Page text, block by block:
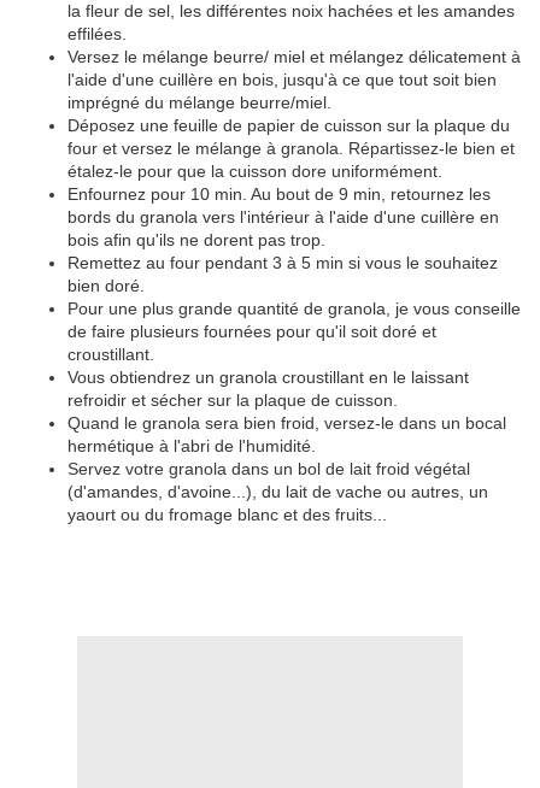
la fleur de sel, les différentes noix hachées et les amandes
effilées.
Versez le mélange beurre/ miel et mélangez délicatement à
l'aide d'une cuillère en bois, jusqu'à ce que tout soit bien
imprégné du mélange beurre/miel.
Déposez une feuille de papier de cuisson sur la plaque du
four et versez le mélange à granola. Répartissez-le bien et
étalez-le pour que la cuisson dore uniformément.
Enfournez pour 10 min. Au bout de 9 min, retournez les
bords du granola vers l'intérieur à l'aide d'une cuillère en
bois afin qu'ils ne dorent pas trop.
Remettez au four pendant 3 à 5 min si vous le souhaitez
bien doré.
Pour une plus grande quantité de granola, je vous conseille
de faire plusieurs fournées pour qu'il soit doré et
croustillant.
Vous obtiendrez un granola croustillant en le laissant
refroidir et sécher sur la plaque de cuisson.
Quand le granola sera bien froid, versez-le dans un bocal
hermétique à l'abri de l'humidité.
Servez votre granola dans un bol de lait froid végétal
(d'amandes, d'avoine...), du lait de vache ou autres, un
yaourt ou du fromage blanc et des fruits...